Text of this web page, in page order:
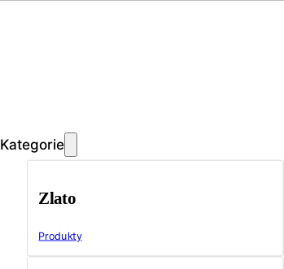
Kategorie
Zlato
Produkty